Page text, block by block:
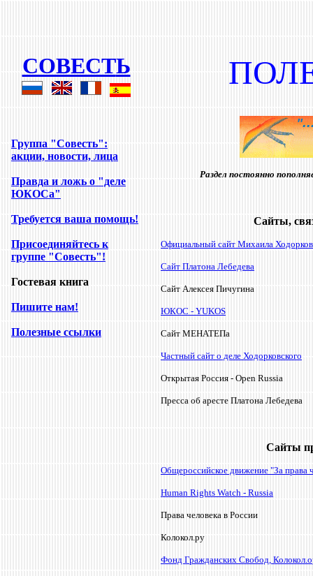
COBECTЬ
Группа "Совесть":
акции, новости, лица
Правда и ложь о "деле
ЮКОСа"
Требуется ваша помощь!
Присоединяйтесь к
группе "Совесть"!
Гостевая книга
Пишите нам!
Полезные ссылки
Раздел постоянно
Сайты,
Официальный сайт Михаила
Сайт Платона Лебедева
Сайт Алексея Пичугина
ЮКОС - YUKOS
Сайт МЕНАТЕПа
Частный сайт о деле Ходорковского
Открытая Россия - Open Russia
Пресса об аресте Платона Лебедева
Сайты
Общероссийское движение "За права
Human Rights Watch - Russia
Права человека в России
Колокол.ру
Фонд Гражданских Свобод,